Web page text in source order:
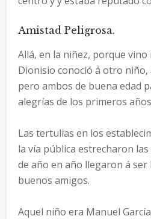
Amistad Peligrosa.
Allá, en la niñez, porque vino
Dionisio conoció á otro niño,
pero ambos de buena edad
alegrías de los primeros
Las tertulias en los
la vía pública estrecharon
de año en año llegaron á
buenos amigos.
Aquel niño era Manuel